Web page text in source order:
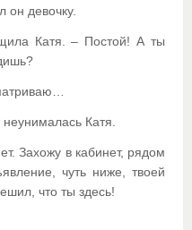
он девочку.
Катя. – Постой! А ты
Катя.
Захожу в кабинет, рядом
чуть ниже, твоей
что ты здесь!